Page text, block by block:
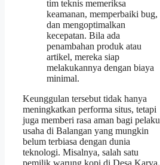
tim teknis memeriksa
keamanan, memperbaiki bug,
dan mengoptimalkan
kecepatan. Bila ada
penambahan produk atau
artikel, mereka siap
melakukannya dengan biaya
minimal.
Keunggulan tersebut tidak hanya
meningkatkan performa situs, tetapi
juga memberi rasa aman bagi pelaku
usaha di Balangan yang mungkin
belum terbiasa dengan dunia
teknologi. Misalnya, salah satu
pemilik warung kopi di Desa Karya,